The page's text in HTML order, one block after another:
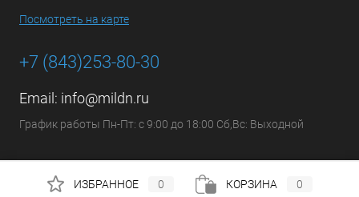
Посмотреть на карте
+7 (843)253-80-30
Email: info@mildn.ru
График работы Пн-Пт: с 9:00 до 18:00 Сб,Вс: Выходной
ИЗБРАННОЕ 0 КОРЗИНА 0